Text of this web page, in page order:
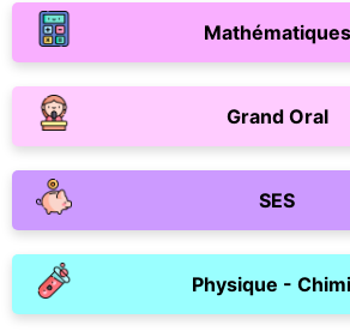
Mathématiques
Grand Oral
SES
Physique -